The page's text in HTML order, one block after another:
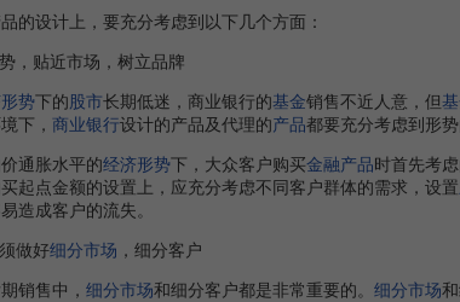
设计上，要充分考虑到以下几个方面：
贴近市场，树立品牌
势下的股市长期低迷，商业银行的基金销售不近人意，但
下， 商业银行设计的产品及代理的产品都要充分考虑到形
通胀水平的经济形势下，大众客户购买金融产品时首先考
起点金额的设置上，应充分考虑不同客户群体的需求，设置
造成客户的流失。
做好细分市场 ，细分客户
销售中， 细分市场和细分客户都是非常重要的。 细分市场